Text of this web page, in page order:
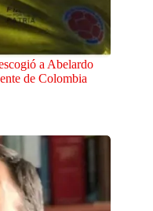
a Abelardo
de Colombia